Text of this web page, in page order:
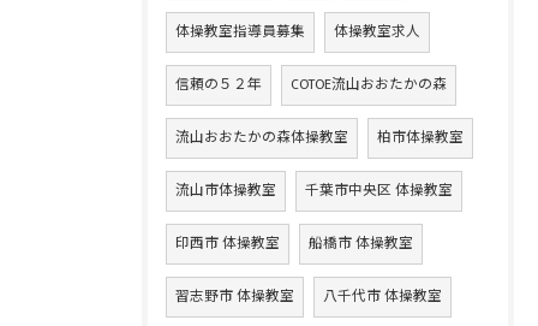
体操教室指導員募集 体操教室求人
信頼の５２年 COTOE流山おおたかの森
流山おおたかの森体操教室 柏市体操教室
流山市体操教室 千葉市中央区 体操教室
印西市 体操教室 船橋市 体操教室
習志野市 体操教室 八千代市 体操教室